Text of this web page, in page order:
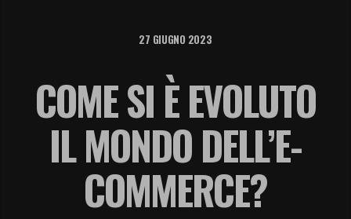
27 GIUGNO 2023
COME SI È EVOLUTO
IL MONDO DELL’E-
COMMERCE?